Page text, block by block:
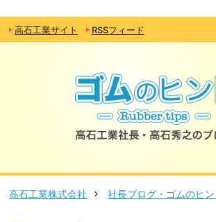
高石工業サイト RSSフィード
高石工業株式会社 社長ブログ・ゴムのヒン